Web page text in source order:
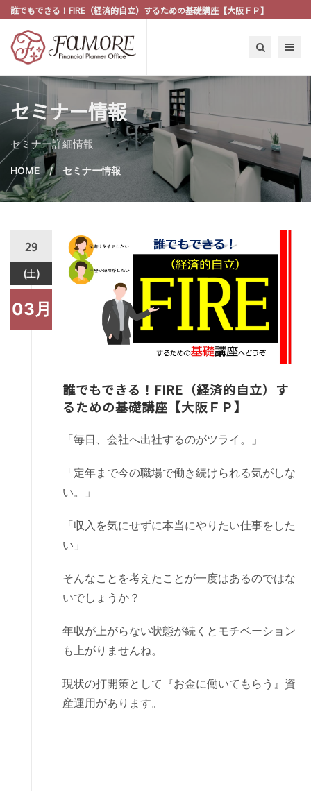
誰でもできる！FIRE（経済的自立）するための基礎講座【大阪ＦＰ】
Toggle
セミナー情報
セミナー詳細情報
HOME セミナー情報
29
(土)
03月
誰でもできる！FIRE（経済的自立）す
るための基礎講座【大阪ＦＰ】
「毎日、会社へ出社するのがツライ。」
「定年まで今の職場で働き続けられる気がしな
い。」
「収入を気にせずに本当にやりたい仕事をした
い」
そんなことを考えたことが一度はあるのではな
いでしょうか？
年収が上がらない状態が続くとモチベーション
も上がりませんね。
現状の打開策として『お金に働いてもらう』資
産運用があります。